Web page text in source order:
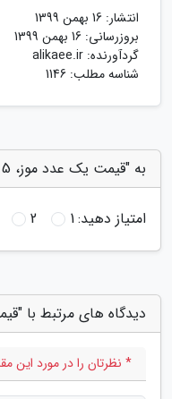
انتشار: 16 بهمن 1399
بروزرسانی: 16 بهمن 1399
گردآورنده: alikaee.ir
شناسه مطلب: 1146
به "قیمت یک عدد موز، 5 هزار تومان!" امتیاز دهید
امتیاز دهید:1
2
دیدگاه های مرتبط با "قیمت یک
* نظرتان را در مورد این